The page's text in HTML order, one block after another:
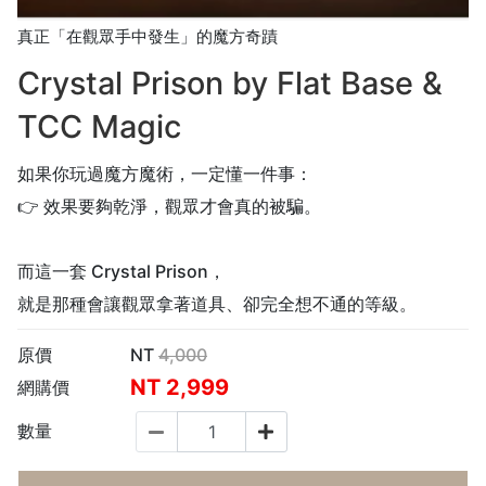
真正「在觀眾手中發生」的魔方奇蹟
Crystal Prison by Flat Base &
TCC Magic
如果你玩過魔方魔術，一定懂一件事：
👉 效果要夠乾淨，觀眾才會真的被騙。
而這一套 Crystal Prison，
就是那種會讓觀眾拿著道具、卻完全想不通的等級。
原價 NT 4,000
網購價
NT 2,999
數量